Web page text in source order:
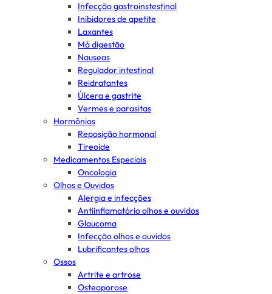
Infecção gastroinstestinal
Inibidores de apetite
Laxantes
Má digestão
Nauseas
Regulador intestinal
Reidratantes
Úlcera e gastrite
Vermes e parasitas
Hormônios
Reposição hormonal
Tireoide
Medicamentos Especiais
Oncologia
Olhos e Ouvidos
Alergia e infecções
Antiinflamatório olhos e ouvidos
Glaucoma
Infecção olhos e ouvidos
Lubrificantes olhos
Ossos
Artrite e artrose
Osteoporose